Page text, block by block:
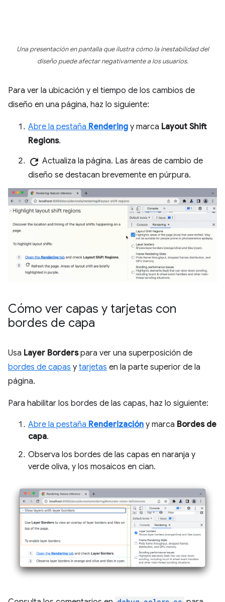
Una presentación en pantalla que ilustra cómo la inestabilidad del
diseño puede afectar negativamente a los usuarios.
Para ver la ubicación y el tiempo de los cambios de
diseño en una página, haz lo siguiente:
Abre la pestaña Rendering y marca Layout Shift
Regions.
refresh Actualiza la página. Las áreas de cambio de
diseño se destacan brevemente en púrpura.
Cómo ver capas y tarjetas con
bordes de capa
Usa Layer Borderspara ver una superposición de
bordes de capas y tarjetas en la parte superior de la
página.
Para habilitar los bordes de las capas, haz lo siguiente:
Abre la pestaña Renderización y marca Bordes de
capa.
Observa los bordes de las capas en naranja y
verde oliva, y los mosaicos en cian.